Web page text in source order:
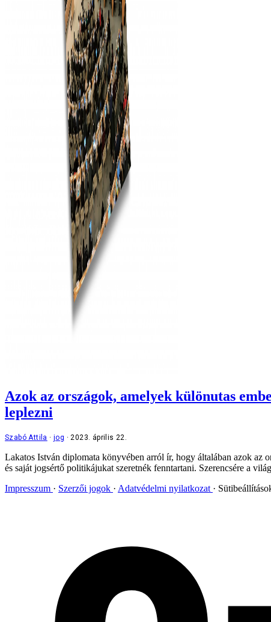
Azok az országok, amelyek különutas
leplezni
Szabó Attila jog 2023. április 22.
Lakatos István diplomata könyvében arról ír, hogy általában azok az
és saját jogsértő politikájukat szeretnék fenntartani. Szerencsére a
Impresszum
Szerzői jogok Adatvédelmi nyilatkozat